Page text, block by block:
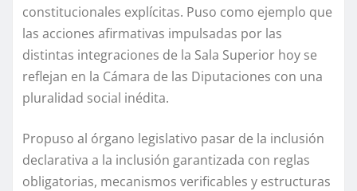
constitucionales explícitas. Puso como ejemplo que
las acciones afirmativas impulsadas por las
distintas integraciones de la Sala Superior hoy se
reflejan en la Cámara de las Diputaciones con una
pluralidad social inédita.
Propuso al órgano legislativo pasar de la inclusión
declarativa a la inclusión garantizada con reglas
obligatorias, mecanismos verificables y estructuras